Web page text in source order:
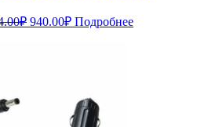
₽ Первоначальная
940.00₽Текущая
цена:
Подробнее